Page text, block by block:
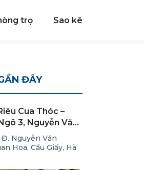
trọ Sao kê
ĐÂY
Cua Thóc –
3, Nguyễn Văn
Nguyễn Văn
Hoa, Cầu Giấy, Hà